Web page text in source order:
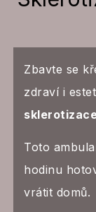
Zbavte se
zdraví i
Toto
hodinu
vrátit domů.